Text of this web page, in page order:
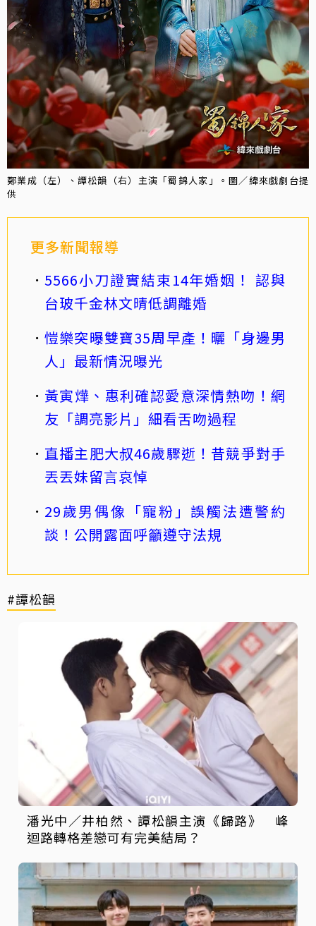
鄭業成（左）、譚松韻（右）主演「蜀錦人家」。圖／緯來戲劇台提
供
更多新聞報導
5566小刀證實結束14年婚姻！ 認與
台玻千金林文晴低調離婚
愷樂突曝雙寶35周早產！曬「身邊男
人」最新情況曝光
黃寅燁、惠利確認愛意深情熱吻！網
友「調亮影片」細看舌吻過程
直播主肥大叔46歲驟逝！昔競爭對手
丟丟妹留言哀悼
29歲男偶像「寵粉」誤觸法遭警約
談！公開露面呼籲遵守法規
#譚松韻
潘光中／井柏然、譚松韻主演《歸路》 峰
迴路轉格差戀可有完美結局？